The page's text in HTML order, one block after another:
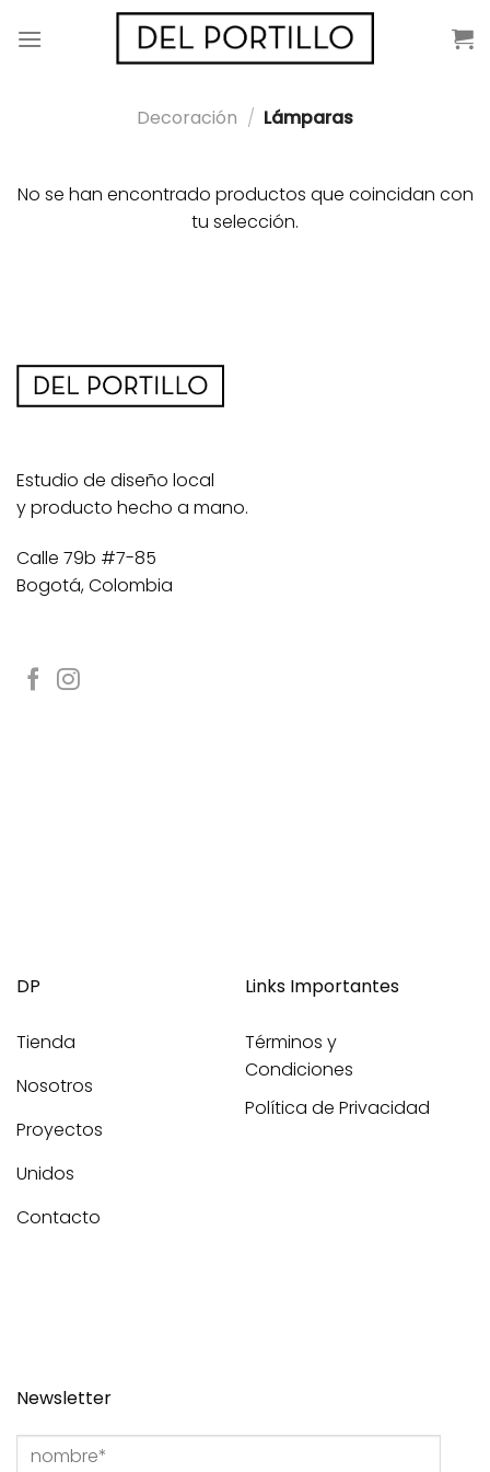
Decoración / Lámparas
No se han encontrado productos que coincidan con
tu selección.
Estudio de diseño local
y producto hecho a mano.
Calle 79b #7-85
Bogotá, Colombia
DP
Tienda
Nosotros
Proyectos
Unidos
Contacto
Links Importantes
Términos y
Condiciones
Política de Privacidad
Newsletter